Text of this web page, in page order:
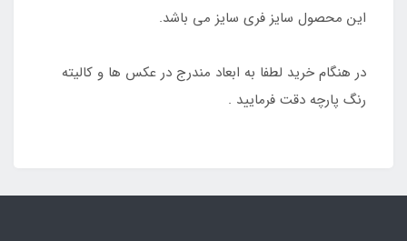
این محصول سایز فری سایز می باشد.
در هنگام خرید لطفا به ابعاد مندرج در عکس ها و کالیته
رنگ پارچه دقت فرمایید .